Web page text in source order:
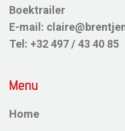
Boektrailer
E-mail:
Tel: +32 497 / 43 40 85
Menu
Home